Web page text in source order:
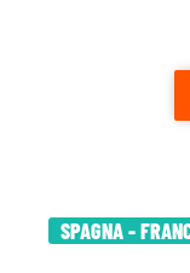
SPAGNA -